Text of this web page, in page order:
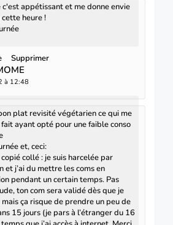
c'est appétissant et me donne envie
heure !
Supprimer
à 12:48
plat revisité végétarien ce qui me
ayant opté pour une faible conso
et, ceci:
collé : je suis harcelée par
et j’ai du mettre les coms en
pendant un certain temps. Pas
ton com sera validé dès que je
mais ça risque de prendre un peu de
15 jours (je pars à l’étranger du 16